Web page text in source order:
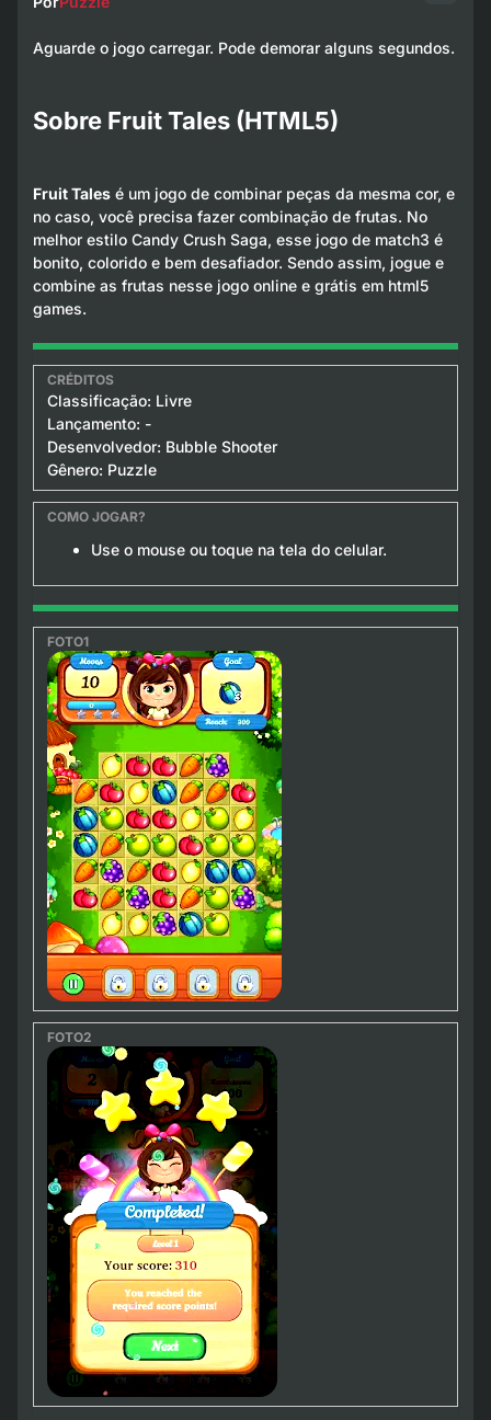
Aguarde o jogo carregar. Pode demorar alguns segundos.
Sobre Fruit Tales (HTML5)
Fruit Talesé um jogo de combinar peças da mesma cor, e
no caso, você precisa fazer combinação de frutas. No
melhor estilo Candy Crush Saga, esse jogo de match3 é
bonito, colorido e bem desafiador. Sendo assim, jogue e
combine as frutas nesse jogo online e grátis em html5
games.
Classificação: Livre
Lançamento: -
Desenvolvedor: Bubble Shooter
Gênero: Puzzle
Use o mouse ou toque na tela do celular.